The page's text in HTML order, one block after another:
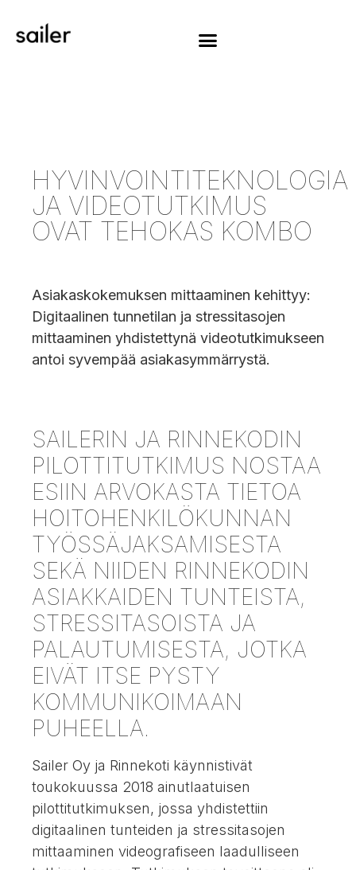
HYVINVOINTITEKNOLOGIA
JA VIDEOTUTKIMUS
OVAT TEHOKAS KOMBO
Asiakaskokemuksen mittaaminen kehittyy:
Digitaalinen tunnetilan ja stressitasojen
mittaaminen yhdistettynä videotutkimukseen
antoi syvempää asiakasymmärrystä.
SAILERIN JA RINNEKODIN
PILOTTITUTKIMUS NOSTAA
ESIIN ARVOKASTA TIETOA
HOITOHENKILÖKUNNAN
TYÖSSÄJAKSAMISESTA
SEKÄ NIIDEN RINNEKODIN
ASIAKKAIDEN TUNTEISTA,
STRESSITASOISTA JA
PALAUTUMISESTA, JOTKA
EIVÄT ITSE PYSTY
KOMMUNIKOIMAAN
PUHEELLA.
Sailer Oy ja Rinnekoti käynnistivät
toukokuussa 2018 ainutlaatuisen
pilottitutkimuksen, jossa yhdistettiin
digitaalinen tunteiden ja stressitasojen
mittaaminen videografiseen laadulliseen